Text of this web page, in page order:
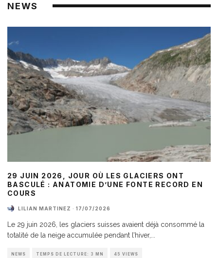
NEWS
29 JUIN 2026, JOUR OÙ LES GLACIERS ONT
BASCULÉ : ANATOMIE D’UNE FONTE RECORD EN
COURS
LILIAN MARTINEZ · 17/07/2026
Le 29 juin 2026, les glaciers suisses avaient déjà consommé la
totalité de la neige accumulée pendant l’hiver,
NEWS TEMPS DE LECTURE: 3 MN 45 VIEWS